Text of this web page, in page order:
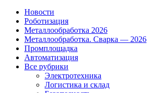
Новости
Роботизация
Металлообработка 2026
Металлообработка. Сварка — 2026
Промплощадка
Автоматизация
Все рубрики
Электротехника
Логистика и склад